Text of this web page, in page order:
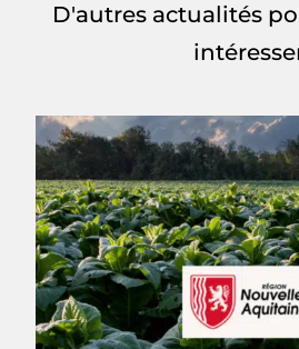
D'autres actualités